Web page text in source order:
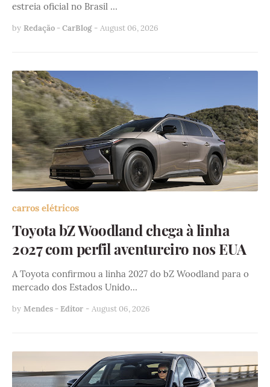
estreia oficial no Brasil …
by Redação - CarBlog - August 06, 2026
carros elétricos
Toyota bZ Woodland chega à linha
2027 com perfil aventureiro nos EUA
A Toyota confirmou a linha 2027 do bZ Woodland para o
mercado dos Estados Unido…
by Mendes - Editor - August 06, 2026